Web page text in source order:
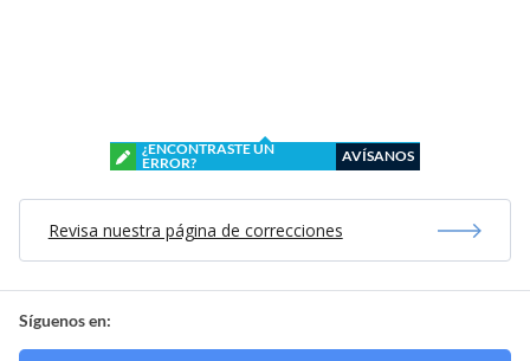
¿ENCONTRASTE UN
ERROR?
AVÍSANOS
Revisa nuestra página de correcciones
Síguenos en: